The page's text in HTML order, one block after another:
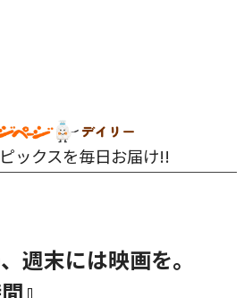
ックスを毎日お届け!!
週末には映画を。
』